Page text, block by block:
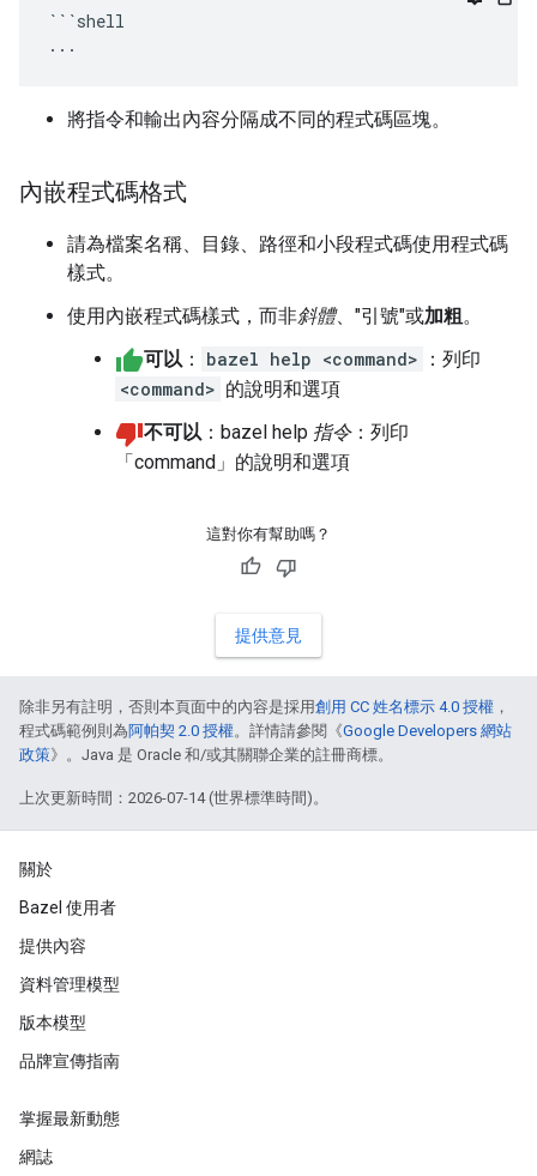
```shell
將指令和輸出內容分隔成不同的程式碼區塊。
內嵌程式碼格式
請為檔案名稱、目錄、路徑和小段程式碼使用程式碼
樣式。
使用內嵌程式碼樣式，而非斜體、"引號"或加粗 。
可以 ： bazel help <command>
：列印
<command> 的說明和選項
不可以 ：bazel help 指令：列印
「command」的說明和選項
這對你有幫助嗎？
提供意見
除非另有註明，否則本頁面中的內容是採用創用 CC 姓名標示 4.0 授權 ，
程式碼範例則為阿帕契 2.0 授權。詳情請參閱《Google Developers 網站
政策》。Java 是 Oracle 和/或其關聯企業的註冊商標。
上次更新時間：2026-07-14 (世界標準時間)。
關於
Bazel 使用者
提供內容
資料管理模型
版本模型
品牌宣傳指南
掌握最新動態
網誌